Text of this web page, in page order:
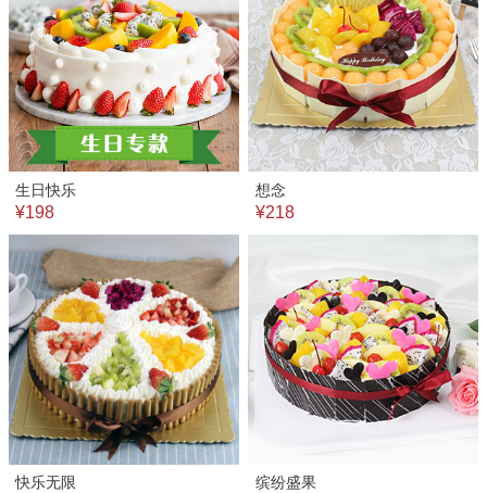
生日快乐
¥198
想念
¥218
快乐无限 缤纷盛果